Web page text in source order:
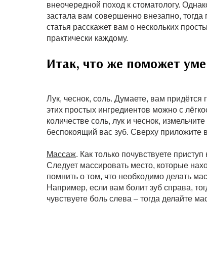
внеочередной поход к стоматологу.
застала вам совершенно внезапно,
статья расскажет вам о нескольких
практически каждому.
Итак, что же поможет
Лук, чеснок, соль. Думаете, вам
этих простых ингредиентов можно с
количестве соль, лук и чеснок,
беспокоящий вас зуб. Сверху приложите
Массаж. Как только почувствуете
Следует массировать место, которые
помнить о том, что необходимо делать
Например, если вам болит зуб справа,
чувствуете боль слева – тогда делайте